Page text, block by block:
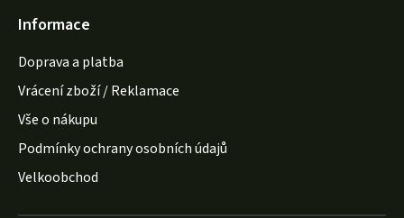
Informace
Doprava a platba
Vrácení zboží / Reklamace
Vše o nákupu
Podmínky ochrany osobních údajů
Velkoobchod